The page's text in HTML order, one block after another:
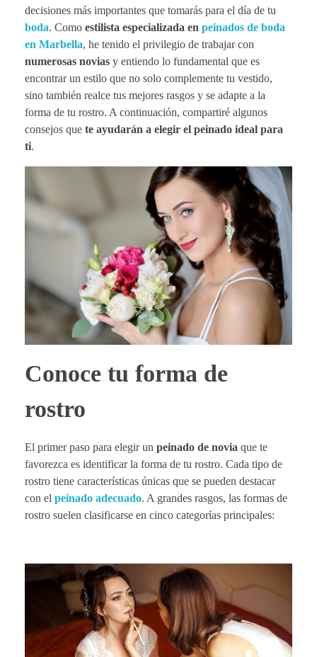
decisiones más importantes que tomarás para el día de tu
boda. Como estilista especializada en peinados de boda
en Marbella, he tenido el privilegio de trabajar con
numerosas novias y entiendo lo fundamental que es
encontrar un estilo que no solo complemente tu vestido,
sino también realce tus mejores rasgos y se adapte a la
forma de tu rostro. A continuación, compartiré algunos
consejos que te ayudarán a elegir el peinado ideal para
ti.
Conoce tu forma de
rostro
El primer paso para elegir un peinado de novia que te
favorezca es identificar la forma de tu rostro. Cada tipo de
rostro tiene características únicas que se pueden destacar
con el peinado adecuado. A grandes rasgos, las formas de
rostro suelen clasificarse en cinco categorías principales: